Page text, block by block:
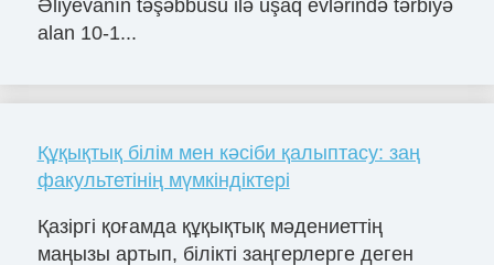
Əliyevanın təşəbbüsü ilə uşaq evlərində tərbiyə
alan 10-1...
Құқықтық білім мен кәсіби қалыптасу: заң
факультетінің мүмкіндіктері
Қазіргі қоғамда құқықтық мәдениеттің
маңызы артып, білікті заңгерлерге деген